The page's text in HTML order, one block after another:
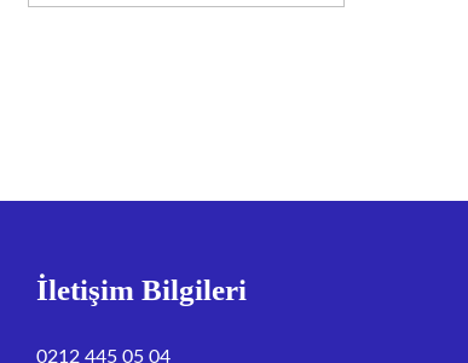
İletişim Bilgileri
0212 445 05 04